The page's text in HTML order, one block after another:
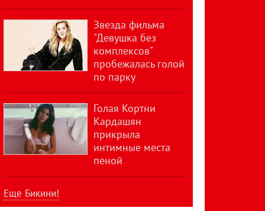
Звезда фильма
"Девушка без
комплексов"
пробежалась голой
по парку
Голая Кортни
Кардашян
прикрыла
интимные места
пеной
Еще Бикини!